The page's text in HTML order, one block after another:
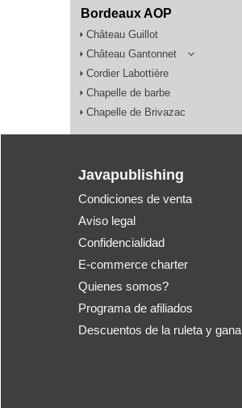
Bordeaux AOP
Château Guillot
Château Gantonnet
Cordier Labottière
Chapelle de barbe
Chapelle de Brivazac
Javapublishing
Condiciones de venta
Aviso legal
Confidencialidad
E-commerce charter
Quienes somos?
Programa de afiliados
Descuentos de la ruleta y gana